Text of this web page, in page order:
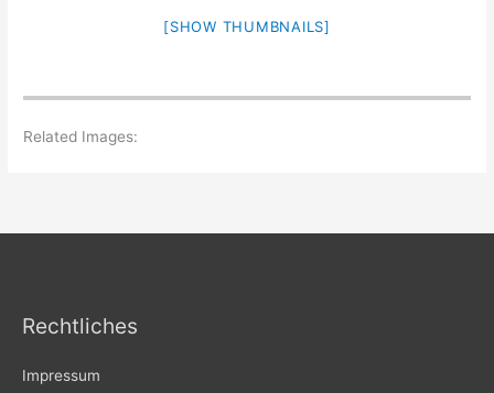
[SHOW THUMBNAILS]
Related Images:
Rechtliches
Impressum